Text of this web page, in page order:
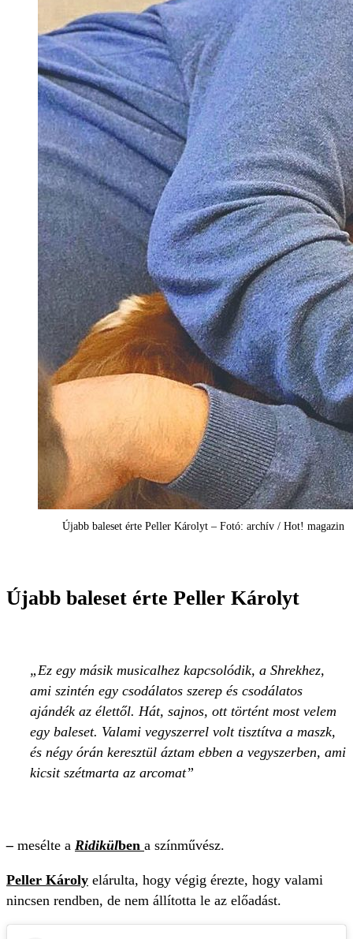
Újabb baleset érte Peller Károlyt – Fotó: archív / Hot! magazin
Újabb baleset érte Peller Károlyt
Ez egy másik musicalhez kapcsolódik, a Shrekhez,
ami szintén egy csodálatos szerep és csodálatos
ajándék az élettől. Hát, sajnos, ott történt most velem
egy baleset. Valami vegyszerrel volt tisztítva a maszk,
és négy órán keresztül áztam ebben a vegyszerben, ami
kicsit szétmarta az arcomat
– mesélte a Ridikülben a színművész.
Peller Károly elárulta, hogy végig érezte, hogy valami
nincsen rendben, de nem állította le az előadást.